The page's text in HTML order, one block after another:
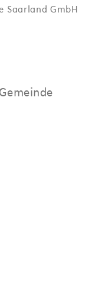
Saarland GmbH